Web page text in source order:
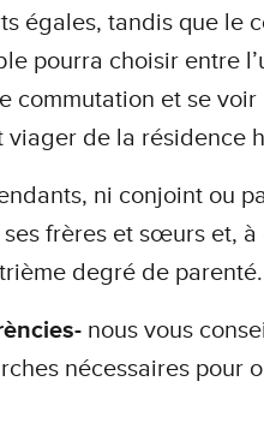
égales, tandis que le
pourra choisir entre
commutation et se
viager de la résidence
ni conjoint ou
frères et sœurs et,
degré de parenté.
nous vous
nécessaires pour